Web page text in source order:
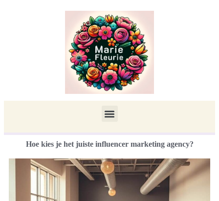
Hoe kies je het juiste influencer marketing agency?